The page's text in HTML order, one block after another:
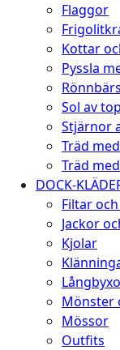
Flaggor
Kottar
Pyssla
Sol av
Stjärnor
Träd
Träd
DOCK-
Filtar
Jackor
Kjolar
Mönster
Mössor
Outfits